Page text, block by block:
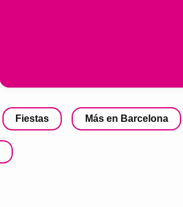
Fiestas Más en Barcelona